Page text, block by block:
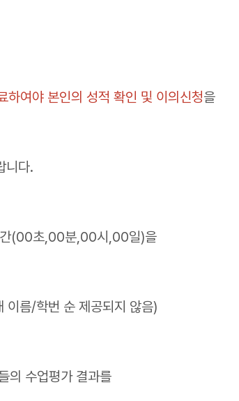
여야 본인의 성적 확인 및 이의신청을
니다.
간(00초,00분,00시,00일)을
이름/학번 순 제공되지 않음)
의 수업평가 결과를